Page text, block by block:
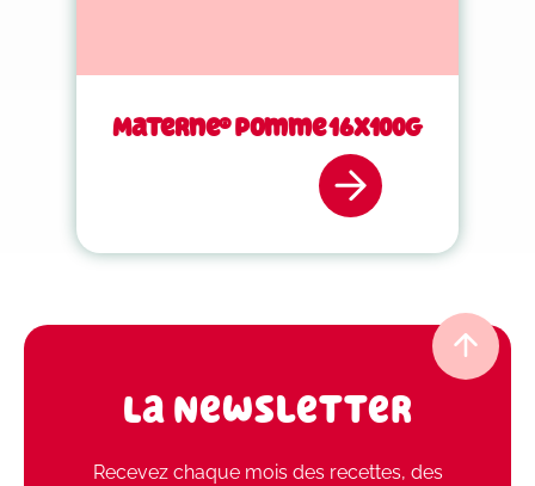
Materne® Pomme 16x100g
La Newsletter
Recevez chaque mois des recettes, des